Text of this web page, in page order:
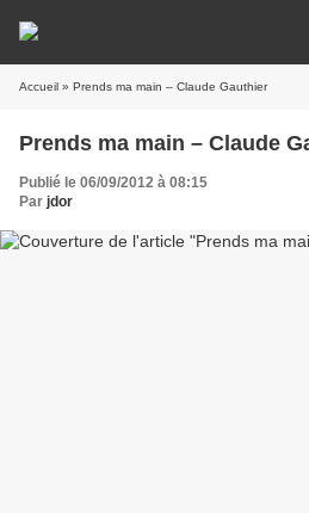
Accueil » Prends ma main – Claude Gauthier
Prends ma main – Claude
Publié le 06/09/2012 à 08:15
Par jdor